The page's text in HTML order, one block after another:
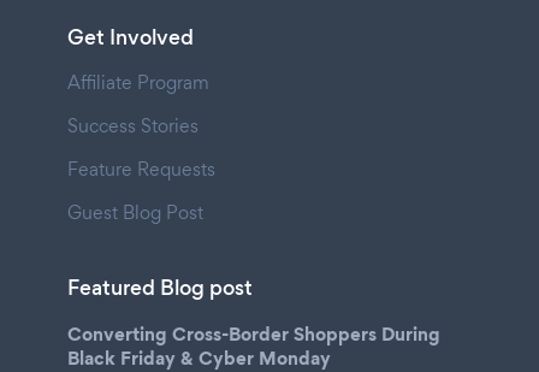
Get Involved
Affiliate Program
Success Stories
Feature Requests
Guest Blog Post
Featured Blog post
Converting Cross-Border Shoppers During
Black Friday & Cyber Monday